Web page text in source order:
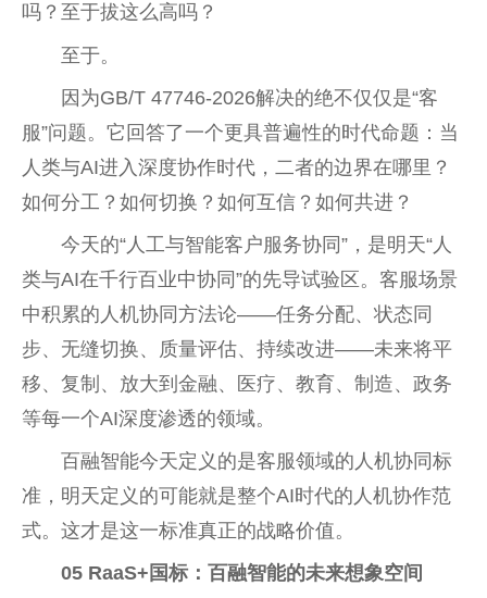
吗？至于拔这么高吗？
至于。
因为GB/T 47746-2026解决的绝不仅仅是“客
服”问题。它回答了一个更具普遍性的时代命题：当
人类与AI进入深度协作时代，二者的边界在哪里？
如何分工？如何切换？如何互信？如何共进？
今天的“人工与智能客户服务协同”，是明天“人
类与AI在千行百业中协同”的先导试验区。客服场景
中积累的人机协同方法论——任务分配、状态同
步、无缝切换、质量评估、持续改进——未来将平
移、复制、放大到金融、医疗、教育、制造、政务
等每一个AI深度渗透的领域。
百融智能今天定义的是客服领域的人机协同标
准，明天定义的可能就是整个AI时代的人机协作范
式。这才是这一标准真正的战略价值。
05 RaaS+国标：百融智能的未来想象空间